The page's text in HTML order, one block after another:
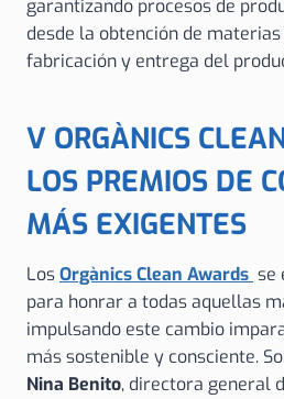
garantizando procesos de
desde la obtención de
fabricación y entrega del
V ORGÀNICS
LOS PREMIOS DE
MÁS EXIGENTES
LosOrgànics Clean Awards se
para honrar a todas aquellas
impulsando este cambio
más sostenible y consciente.
Nina Benito, directora general